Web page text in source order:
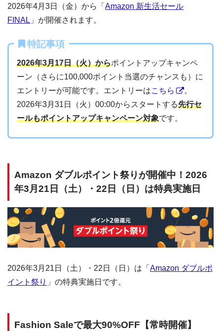
2026年4月3日（金）から「 Amazon 新生活セール
FINAL 」が開催されます。
特記事項
2026年3月17日（火）からポイントアップキャンペ
ーン（さらに100,000ポイント当選のチャンスも）に
エントリーが可能です。エントリーはこちら
。
2026年3月31日（火）00:00からスタートする先行セ
ールもポイントアップキャンペーン対象です。
Amazon ダブルポイント祭りが開催中！2026
年3月21日（土）・22日（日）は特典実施日
2026年3月21日（土）・22日（日）は「 Amazon ダブルポ
イント祭り 」の特典実施日です。
Fashion Saleで最大90%OFF【常時開催】